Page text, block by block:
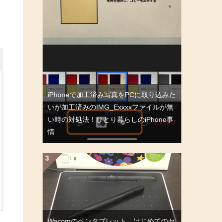
iPhoneで加工済み写真をPCに取り込みた
いが加工済みのIMG_Exxxxファイルが無
い時の対処法！ひとり暮らしのiPhone事
情